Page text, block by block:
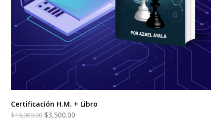
Certificación H.M. + Libro
$10,000.00 $3,500.00